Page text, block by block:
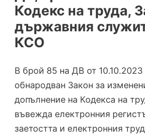
Кодекс на труда,
държавния
КСО
В брой 85 на ДВ от 10.10.2023
обнародван Закон за
допълнение на Кодекса на
въвежда електронния
заетостта и електронния